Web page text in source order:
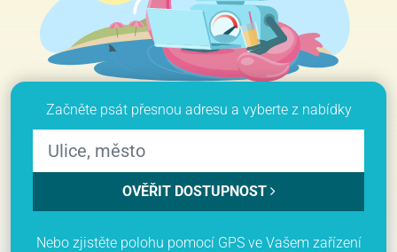
Začněte psát přesnou adresu a vyberte z nabídky
OVĚŘIT DOSTUPNOST
Nebo zjistěte polohu pomocí GPS ve Vašem zařízení